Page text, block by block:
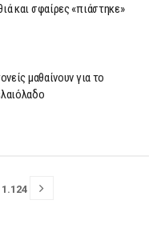
και σφαίρες «πιάστηκε»
μαθαίνουν για το
1.124